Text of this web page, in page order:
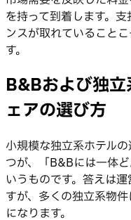
を持って到着します。
ンスが取れていること
す。
B&Bおよび独
ェアの選び方
小規模な独立系ホテル
つが、「B&Bには一体
いうものです。答えは
すが、多くの独立系物
になります。